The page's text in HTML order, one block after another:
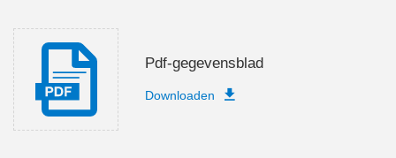
Pdf-gegevensblad
Downloaden